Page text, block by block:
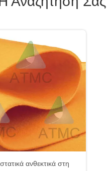
ανθεκτικά στη